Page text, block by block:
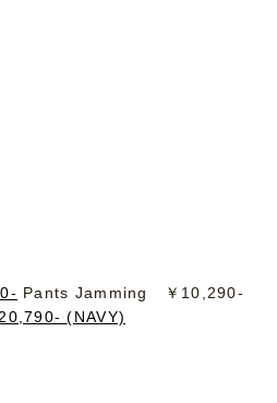
Pants Jamming ￥10,290-
(NAVY)